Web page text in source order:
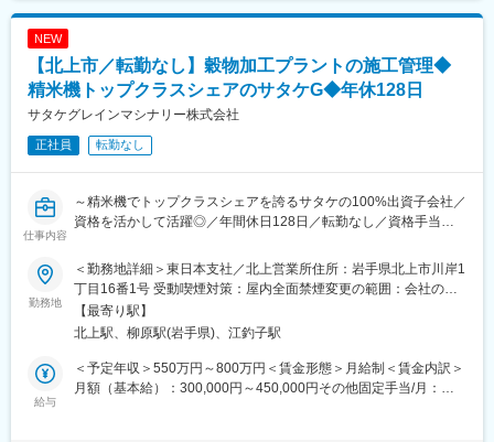
NEW
【北上市／転勤なし】穀物加工プラントの施工管理◆
精米機トップクラスシェアのサタケG◆年休128日
サタケグレインマシナリー株式会社
正社員 転勤なし
仕事内容
～精米機でトップクラスシェアを誇るサタケの100%出資子会社／
資格を活かして活躍◎／年間休日128日／転勤なし／資格手当や
休年3回／U・Iターン歓迎～
■業務内容：
当社は、精米設備でトップクラスのシェアを誇るサタケのグルー
プ企業として、穀物加工プラントのメンテナンスやエンジニアリ
ング事業を展開しています。
最新鋭の米加工技術で日本の食の安全と安心に貢献しており、社
会的な意義の大きい事業基盤が強みです。
勤務地
＜勤務地詳細＞東日本支社／北上営業所住所：岩手県北上市川岸1
丁目16番1号 受動喫煙対策：屋内全面禁煙変更の範囲：会社の定
める事業所
【最寄り駅】
北上駅、柳原駅(岩手県)、江釣子駅
給与
＜予定年収＞550万円～800万円＜賃金形態＞月給制＜賃金内訳＞
月額（基本給）：300,000円～450,000円その他固定手当/月：